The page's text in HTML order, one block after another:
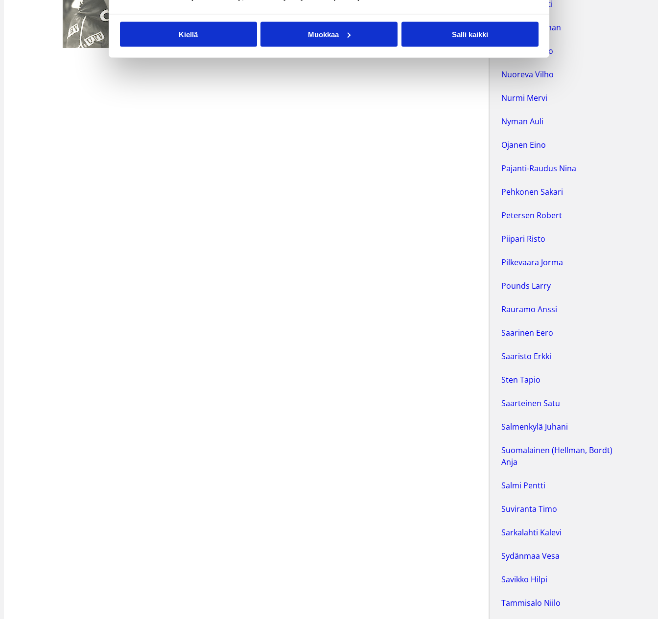
Kiellä Muokkaa Salli kaikki
Marttila Pertti
Moore Jonathan
Mäkelä Rauno
Nuoreva Vilho
Nurmi Mervi
Nyman Auli
Ojanen Eino
Pajanti-Raudus Nina
Pehkonen Sakari
Petersen Robert
Piipari Risto
Pilkevaara Jorma
Pounds Larry
Rauramo Anssi
Saarinen Eero
Saaristo Erkki
Sten Tapio
Saarteinen Satu
Salmenkylä Juhani
Suomalainen (Hellman, Bordt)
Anja
Salmi Pentti
Suviranta Timo
Sarkalahti Kalevi
Sydänmaa Vesa
Savikko Hilpi
Tammisalo Niilo